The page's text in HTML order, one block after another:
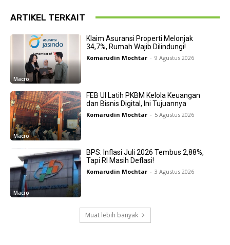
ARTIKEL TERKAIT
Macro
Klaim Asuransi Properti Melonjak
34,7%, Rumah Wajib Dilindungi!
Komarudin Mochtar - 9 Agustus 2026
Macro
FEB UI Latih PKBM Kelola Keuangan
dan Bisnis Digital, Ini Tujuannya
Komarudin Mochtar - 5 Agustus 2026
Macro
BPS: Inflasi Juli 2026 Tembus 2,88%,
Tapi RI Masih Deflasi!
Komarudin Mochtar - 3 Agustus 2026
Muat lebih banyak